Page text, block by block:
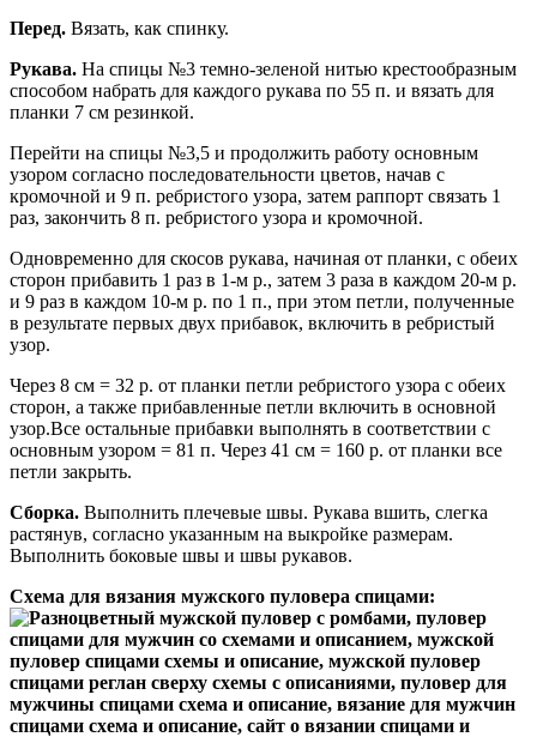
Перед. Вязать, как спинку.
Рукава. На спицы №3 темно-зеленой нитью крестообразным
способом набрать для каждого рукава по 55 п. и вязать для
планки 7 см резинкой.
Перейти на спицы №3,5 и продолжить работу основным
узором согласно последовательности цветов, начав с
кромочной и 9 п. ребристого узора, затем раппорт связать 1
раз, закончить 8 п. ребристого узора и кромочной.
Одновременно для скосов рукава, начиная от планки, с обеих
сторон прибавить 1 раз в 1-м р., затем 3 раза в каждом 20-м р.
и 9 раз в каждом 10-м р. по 1 п., при этом петли, полученные
в результате первых двух прибавок, включить в ребристый
узор.
Через 8 см = 32 р. от планки петли ребристого узора с обеих
сторон, а также прибавленные петли включить в основной
узор.Все остальные прибавки выполнять в соответствии с
основным узором = 81 п. Через 41 см = 160 р. от планки все
петли закрыть.
Сборка. Выполнить плечевые швы. Рукава вшить, слегка
растянув, согласно указанным на выкройке размерам.
Выполнить боковые швы и швы рукавов.
Схема для вязания мужского пуловера спицами: